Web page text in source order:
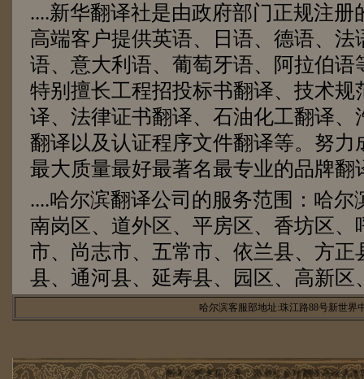
....新华翻译社是由政府部门正规注册
高端客户提供英语、日语、德语、
语、意大利语、葡萄牙语、阿拉伯
特别擅长工程招投标书翻译、技术
译、法律证书翻译、石油化工翻译
翻译以及认证程序文件翻译等。努
最大质量最好最著名最专业的品牌翻
....哈尔滨翻译公司的服务范围：哈
南岗区、道外区、平房区、香坊区、
市、尚志市、五常市、依兰县、方
县、通河县、延寿县、园区、高新区
哈尔滨客服部地址:珠江路88号新世界
翻译公司更新公告：随着社会对翻译高端人才